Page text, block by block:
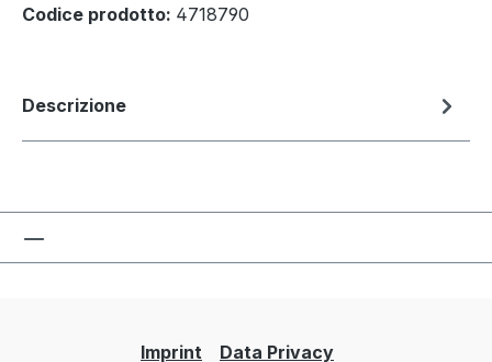
Codice prodotto: 4718790
Descrizione
Imprint
Data Privacy